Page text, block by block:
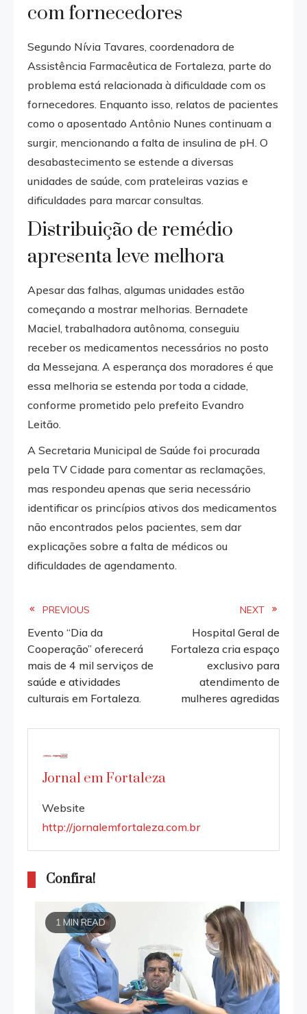
com fornecedores
Segundo Nívia Tavares, coordenadora de
Assistência Farmacêutica de Fortaleza, parte do
problema está relacionada à dificuldade com os
fornecedores. Enquanto isso, relatos de pacientes
como o aposentado Antônio Nunes continuam a
surgir, mencionando a falta de insulina de pH. O
desabastecimento se estende a diversas
unidades de saúde, com prateleiras vazias e
dificuldades para marcar consultas.
Distribuição de remédio
apresenta leve melhora
Apesar das falhas, algumas unidades estão
começando a mostrar melhorias. Bernadete
Maciel, trabalhadora autônoma, conseguiu
receber os medicamentos necessários no posto
da Messejana. A esperança dos moradores é que
essa melhoria se estenda por toda a cidade,
conforme prometido pelo prefeito Evandro
Leitão.
A Secretaria Municipal de Saúde foi procurada
pela TV Cidade para comentar as reclamações,
mas respondeu apenas que seria necessário
identificar os princípios ativos dos medicamentos
não encontrados pelos pacientes, sem dar
explicações sobre a falta de médicos ou
dificuldades de agendamento.
Read
more
articles
PREVIOUS
Evento “Dia da
Cooperação” oferecerá
mais de 4 mil serviços de
saúde e atividades
culturais em Fortaleza.
NEXT
Hospital Geral de
Fortaleza cria espaço
exclusivo para
atendimento de
mulheres agredidas
Jornal em Fortaleza
Website
http://jornalemfortaleza.com.br
Confira!
1 MIN READ